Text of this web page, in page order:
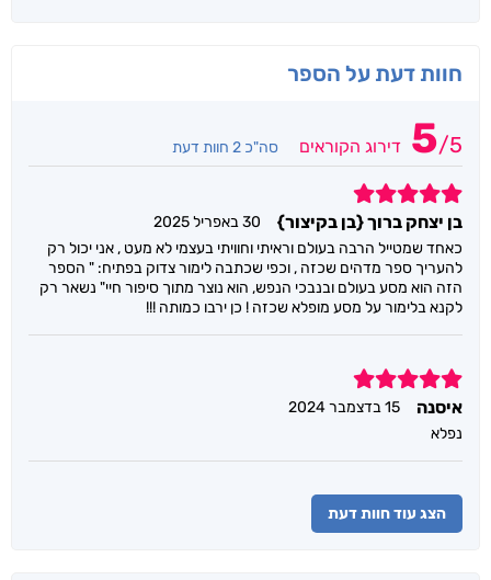
חוות דעת על הספר
5/5 דירוג הקוראים סה"כ 2 חוות דעת
5
בן יצחק ברוך {בן בקיצור}
30 באפריל 2025
כאחד שמטייל הרבה בעולם וראיתי וחוויתי בעצמי לא מעט , אני יכול רק
להעריך ספר מדהים שכזה , וכפי שכתבה לימור צדוק בפתיח: " הספר
הזה הוא מסע בעולם ובנבכי הנפש, הוא נוצר מתוך סיפור חיי" נשאר רק
לקנא בלימור על מסע מופלא שכזה ! כן ירבו כמותה !!!
5
איסנה
15 בדצמבר 2024
נפלא
הצג עוד חוות דעת